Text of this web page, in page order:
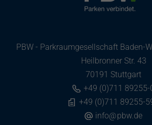
PBW - Parkraumgesellschaft Baden-
Heilbronner Str. 43
70191 Stuttgart
+49 (0)711 89255-
+49 (0)711 89255-
info@pbw.de